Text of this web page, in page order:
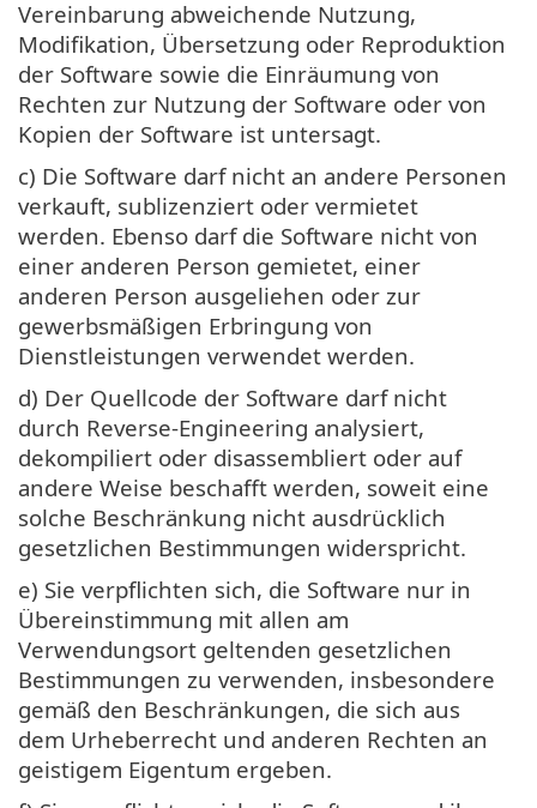
Vereinbarung abweichende Nutzung,
Modifikation, Übersetzung oder Reproduktion
der Software sowie die Einräumung von
Rechten zur Nutzung der Software oder von
Kopien der Software ist untersagt.
c) Die Software darf nicht an andere Personen
verkauft, sublizenziert oder vermietet
werden. Ebenso darf die Software nicht von
einer anderen Person gemietet, einer
anderen Person ausgeliehen oder zur
gewerbsmäßigen Erbringung von
Dienstleistungen verwendet werden.
d) Der Quellcode der Software darf nicht
durch Reverse-Engineering analysiert,
dekompiliert oder disassembliert oder auf
andere Weise beschafft werden, soweit eine
solche Beschränkung nicht ausdrücklich
gesetzlichen Bestimmungen widerspricht.
e) Sie verpflichten sich, die Software nur in
Übereinstimmung mit allen am
Verwendungsort geltenden gesetzlichen
Bestimmungen zu verwenden, insbesondere
gemäß den Beschränkungen, die sich aus
dem Urheberrecht und anderen Rechten an
geistigem Eigentum ergeben.